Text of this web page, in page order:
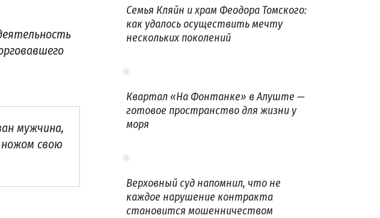
мужчина,
свою
Семья Кляйн и храм Феодора Томского:
как удалось осуществить мечту
нескольких поколений
Квартал «На Фонтанке» в Алуште —
готовое пространство для жизни у
моря
Верховный суд напомнил, что не
каждое нарушение контракта
становится мошенничеством